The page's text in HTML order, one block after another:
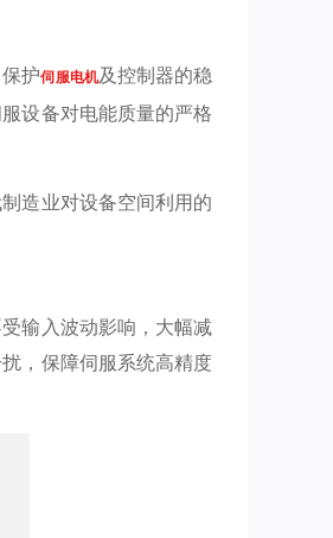
护伺服电机及控制器的稳
设备对电能质量的严格
造业对设备空间利用的
输入波动影响，大幅减
，保障伺服系统高精度